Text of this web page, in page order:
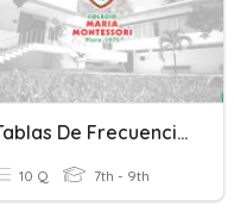
Tablas De Frecuencia E Histogramas
10 Q 7th - 9th